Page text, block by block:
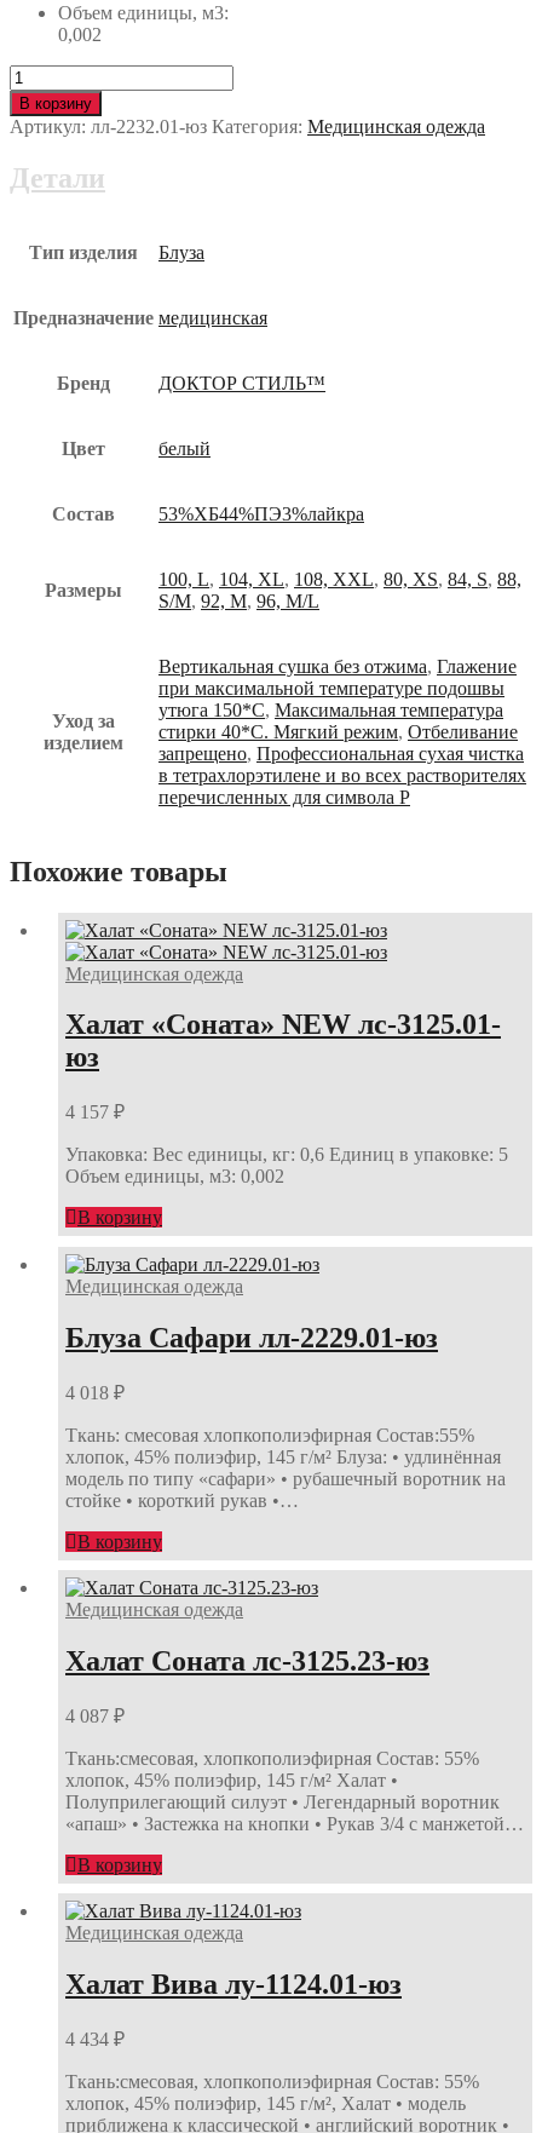
Объем единицы, м3:
0,002
Количество
Блуза
Колибри
лл-2232.01-
В корзину
Артикул: лл-2232.01-юз Категория: Медицинская одежда
Детали
Тип изделия Блуза
Предназначение медицинская
Бренд ДОКТОР СТИЛЬ™
Цвет белый
Состав 53%ХБ44%ПЭ3%лайкра
Размеры
100, L, 104, XL, 108, XXL, 80, XS, 84, S, 88,
S/M, 92, M, 96, M/L
Уход за
изделием
Вертикальная сушка без отжима, Глажение
при максимальной температуре подошвы
утюга 150*С, Максимальная температура
стирки 40*С. Мягкий режим, Отбеливание
запрещено, Профессиональная сухая чистка
в тетрахлорэтилене и во всех растворителях
перечисленных для символа Р
Похожие товары
Медицинская одежда
Халат «Соната» NEW лс-3125.01-
юз
4 157 ₽
Упаковка: Вес единицы, кг: 0,6 Единиц в упаковке: 5
Объем единицы, м3: 0,002
В корзину
Медицинская одежда
Блуза Сафари лл-2229.01-юз
4 018 ₽
Ткань: смесовая хлопкополиэфирная Состав:55%
хлопок, 45% полиэфир, 145 г/м² Блуза: • удлинённая
модель по типу «сафари» • рубашечный воротник на
стойке • короткий рукав •…
В корзину
Медицинская одежда
Халат Соната лс-3125.23-юз
4 087 ₽
Ткань:смесовая, хлопкополиэфирная Состав: 55%
хлопок, 45% полиэфир, 145 г/м² Халат •
Полуприлегающий силуэт • Легендарный воротник
«апаш» • Застежка на кнопки • Рукав 3/4 с манжетой…
В корзину
Медицинская одежда
Халат Вива лу-1124.01-юз
4 434 ₽
Ткань:смесовая, хлопкополиэфирная Состав: 55%
хлопок, 45% полиэфир, 145 г/м², Халат • модель
приближена к классической • английский воротник •